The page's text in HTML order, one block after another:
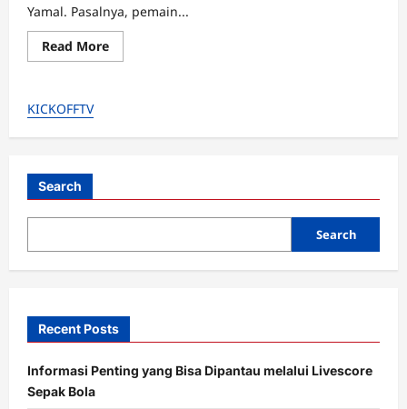
Yamal. Pasalnya, pemain...
Read MoreRead
more
Spanyol
Badan:
Ragukan
KICKOFFTV
Search
Search
Recent Posts
Informasi Penting yang Bisa Dipantau melalui Livescore
Sepak Bola